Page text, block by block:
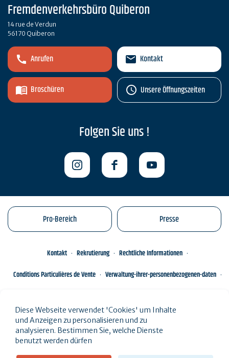
Fremdenverkehrsbüro Quiberon
14 rue de Verdun
56170 Quiberon
Anrufen
Broschüren
Kontakt
Unsere Öffnungszeiten
Folgen Sie uns !
Pro-Bereich Presse
Kontakt Rekrutierung
Rechtliche Informationen
Conditions Particulières de Vente
Verwaltung-ihrer-personenbezogenen-daten
Diese Webseite verwendet 'Cookies' um Inhalte
und Anzeigen zu personalisieren und zu
analysieren. Bestimmen Sie, welche Dienste
benutzt werden dürfen